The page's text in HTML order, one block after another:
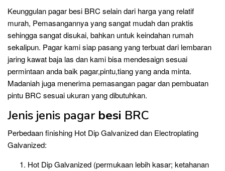
Keunggulan pagar besi BRC selain dari harga yang relatif
murah, Pemasangannya yang sangat mudah dan praktis
sehingga sangat disukai, bahkan untuk keindahan rumah
sekalipun. Pagar kami siap pasang yang terbuat dari lembaran
jaring kawat baja las dan kami bisa mendesaign sesuai
permintaan anda baik pagar,pintu,tiang yang anda minta.
Madaniah juga menerima pemasangan pagar dan pembuatan
pintu BRC sesuai ukuran yang dibutuhkan.
Jenis jenis pagar besi BRC
Perbedaan finishing Hot Dip Galvanized dan Electroplating
Galvanized:
Hot Dip Galvanized (permukaan lebih kasar; ketahanan